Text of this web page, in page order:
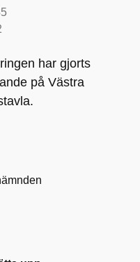
har gjorts
på Västra